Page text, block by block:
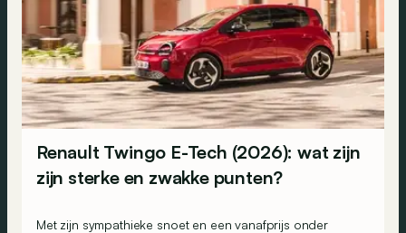
Renault Twingo E-Tech (2026): wat zijn
zijn sterke en zwakke punten?
Met zijn sympathieke snoet en een vanafprijs onder